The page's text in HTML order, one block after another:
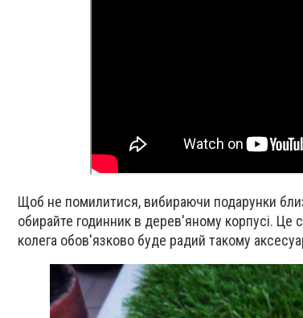
Щоб не помилитися, вибираючи подарунки
обирайте годинник в дерев'яному корпусі. Це
колега обов'язково буде радий такому